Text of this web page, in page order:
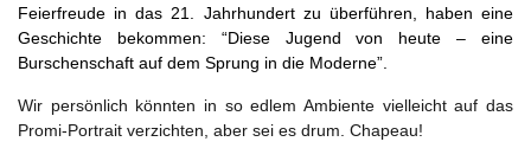
Feierfreude in das 21. Jahrhundert zu überführen, haben eine
Geschichte bekommen: “Diese Jugend von heute – eine
Burschenschaft auf dem Sprung in die Moderne”.
Wir persönlich könnten in so edlem Ambiente vielleicht auf das
Promi-Portrait verzichten, aber sei es drum. Chapeau!